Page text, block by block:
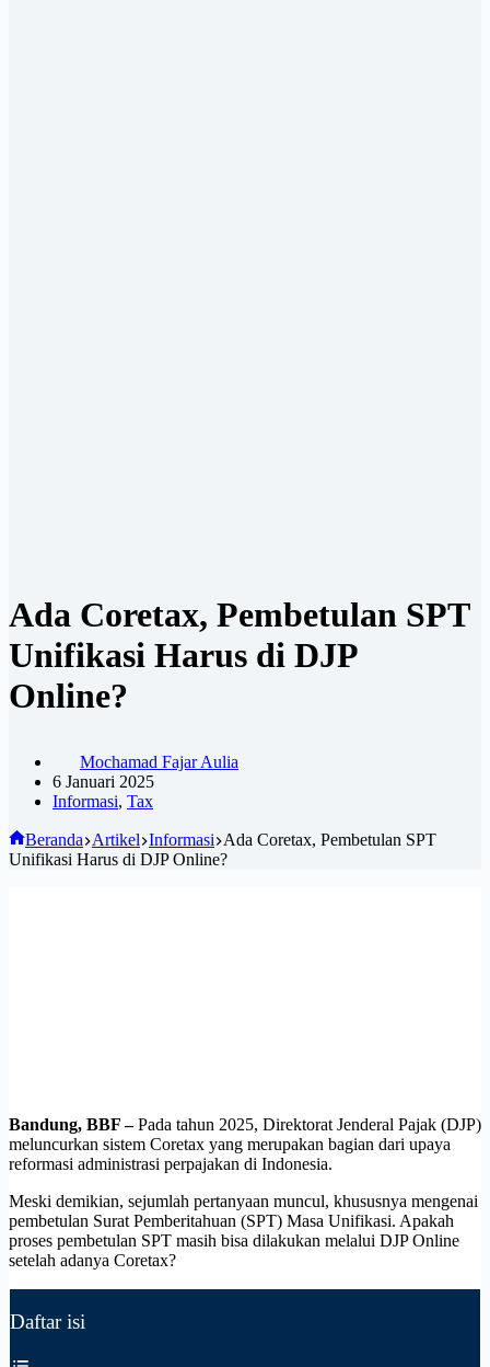
Ada Coretax, Pembetulan SPT
Unifikasi Harus di DJP
Online?
Mochamad Fajar Aulia
6 Januari 2025
Informasi, Tax
Beranda Artikel Informasi Ada Coretax, Pembetulan SPT
Unifikasi Harus di DJP Online?
Bandung, BBF –Pada tahun 2025, Direktorat Jenderal Pajak (DJP)
meluncurkan sistem Coretax yang merupakan bagian dari upaya
reformasi administrasi perpajakan di Indonesia.
Meski demikian, sejumlah pertanyaan muncul, khususnya mengenai
pembetulan Surat Pemberitahuan (SPT) Masa Unifikasi. Apakah
proses pembetulan SPT masih bisa dilakukan melalui DJP Online
setelah adanya Coretax?
Daftar isi